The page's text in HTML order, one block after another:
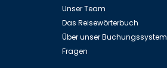
Unser Team
Das Reisewörterbuch
Über unser Buchungssystem
Fragen